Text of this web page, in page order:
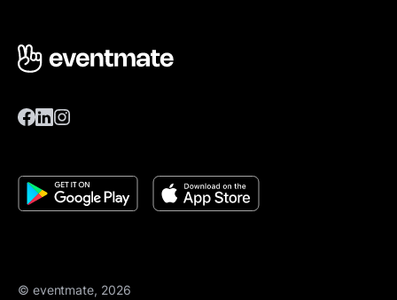
© eventmate, 2026